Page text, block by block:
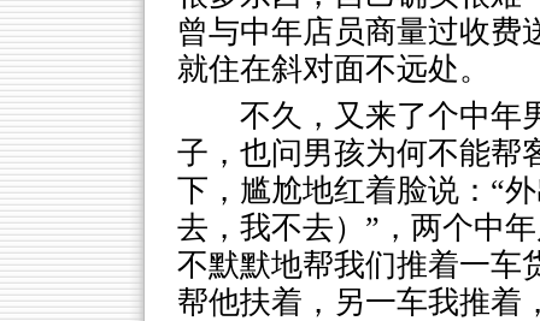
曾与中年店员商量过收费
就住在斜对面不远处。
不久，又来了个中年
子，也问男孩为何不能帮
下，尴尬地红着脸说：“
去，我不去）”，两个中
不默默地帮我们推着一车
帮他扶着，另一车我推着